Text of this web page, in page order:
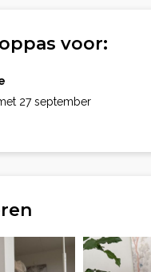
voor:
27 september